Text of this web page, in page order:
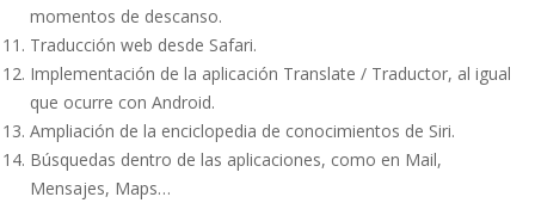
momentos de descanso.
Traducción web desde Safari.
Implementación de la aplicación Translate / Traductor, al igual
que ocurre con Android.
Ampliación de la enciclopedia de conocimientos de Siri.
Búsquedas dentro de las aplicaciones, como en Mail,
Mensajes, Maps…